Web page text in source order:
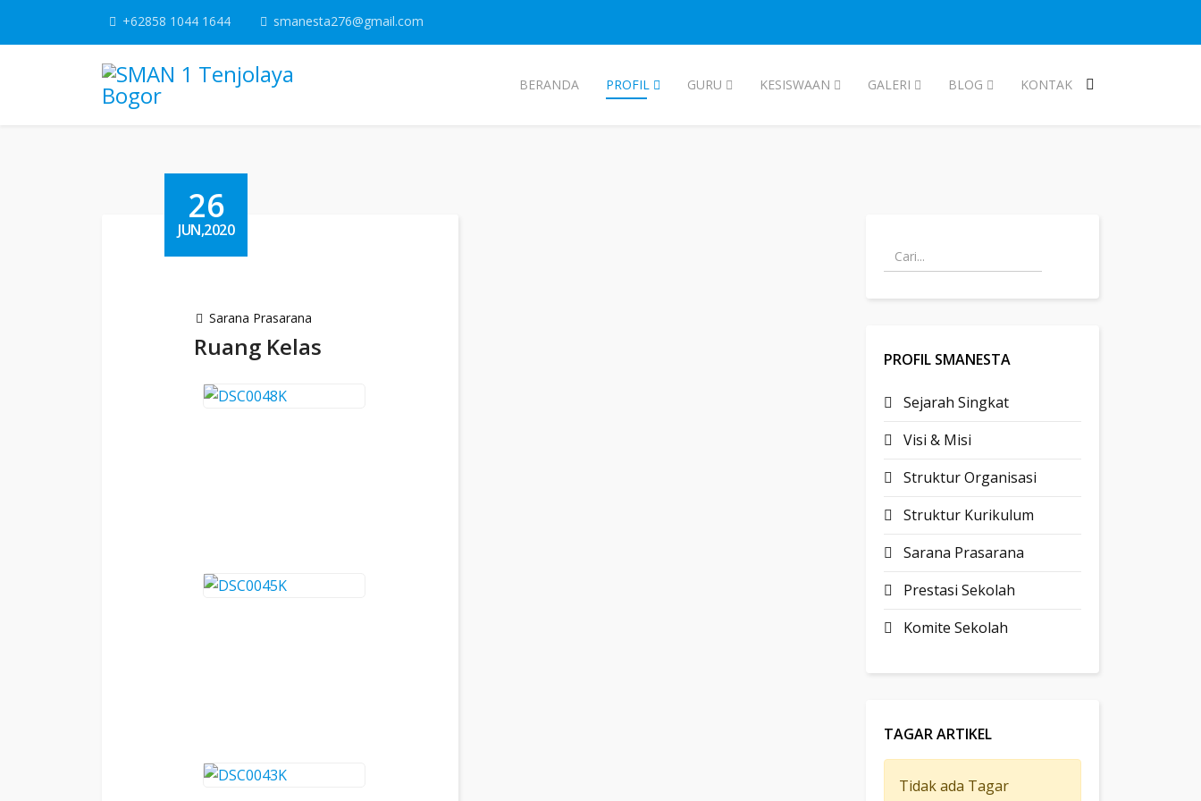
+62858 1044 1644 smanesta276@gmail.com
BERANDA PROFIL GURU KESISWAAN GALERI BLOG KONTAK
26
JUN,2020
Sarana Prasarana
Ruang Kelas PROFIL SMANESTA
Sejarah Singkat
Visi & Misi
Struktur Organisasi
Struktur Kurikulum
Sarana Prasarana
Prestasi Sekolah
Komite Sekolah
TAGAR ARTIKEL
Tidak ada Tagar